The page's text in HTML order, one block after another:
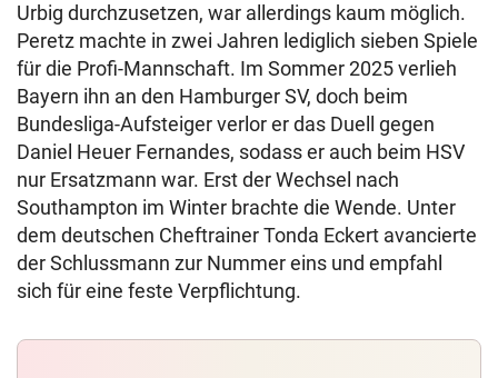
Urbig durchzusetzen, war allerdings kaum möglich.
Peretz machte in zwei Jahren lediglich sieben Spiele
für die Profi-Mannschaft. Im Sommer 2025 verlieh
Bayern ihn an den Hamburger SV, doch beim
Bundesliga-Aufsteiger verlor er das Duell gegen
Daniel Heuer Fernandes, sodass er auch beim HSV
nur Ersatzmann war. Erst der Wechsel nach
Southampton im Winter brachte die Wende. Unter
dem deutschen Cheftrainer Tonda Eckert avancierte
der Schlussmann zur Nummer eins und empfahl
sich für eine feste Verpflichtung.